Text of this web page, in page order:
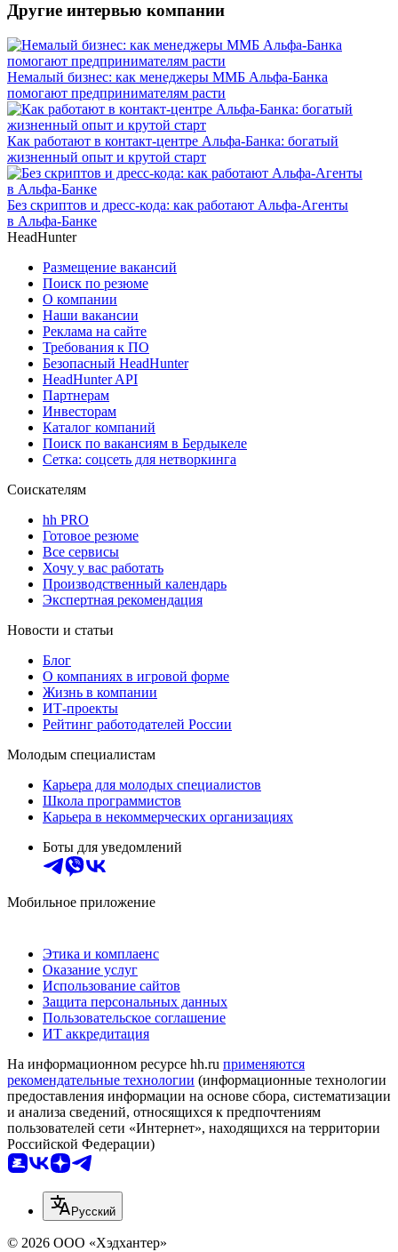
Другие интервью компании
Немалый бизнес: как менеджеры ММБ Альфа-Банка
помогают предпринимателям расти
Как работают в контакт-центре Альфа-Банка: богатый
жизненный опыт и крутой старт
Без скриптов и дресс-кода: как работают Альфа-Агенты
в Альфа-Банке
HeadHunter
Размещение вакансий
Поиск по резюме
О компании
Наши вакансии
Реклама на сайте
Требования к ПО
Безопасный HeadHunter
HeadHunter API
Партнерам
Инвесторам
Каталог компаний
Поиск по вакансиям в Бердыкеле
Сетка: соцсеть для нетворкинга
Соискателям
hh PRO
Готовое резюме
Все сервисы
Хочу у вас работать
Производственный календарь
Экспертная рекомендация
Новости и статьи
Блог
О компаниях в игровой форме
Жизнь в компании
ИТ-проекты
Рейтинг работодателей России
Молодым специалистам
Карьера для молодых специалистов
Школа программистов
Карьера в некоммерческих организациях
Боты для уведомлений
Мобильное приложение
Этика и комплаенс
Оказание услуг
Использование сайтов
Защита персональных данных
Пользовательское соглашение
ИТ аккредитация
На информационном ресурсе hh.ru применяются
рекомендательные технологии (информационные технологии
предоставления информации на основе сбора, систематизации
и анализа сведений, относящихся к предпочтениям
пользователей сети «Интернет», находящихся на территории
Российской Федерации)
Русский
© 2026 ООО «Хэдхантер»